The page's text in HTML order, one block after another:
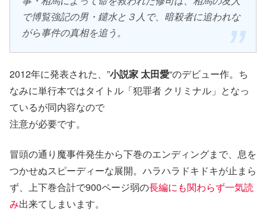
で博覧強記の男・鑓水と３人で、暗殺者に追われな
がら事件の真相を追う。
2012年に発表された、”小説家 太田愛“のデビュー作。ち
なみに単行本ではタイトル「犯罪者 クリミナル」となっ
ているが同内容なので
注意が必要です。
冒頭の通り魔事件発生から下巻のエンディングまで、息を
つかせぬスピーディーな展開。ハラハラドキドキが止まら
ず、上下巻合計で900ページ弱の長編にも関わらず一気読
み出来てしまいます。